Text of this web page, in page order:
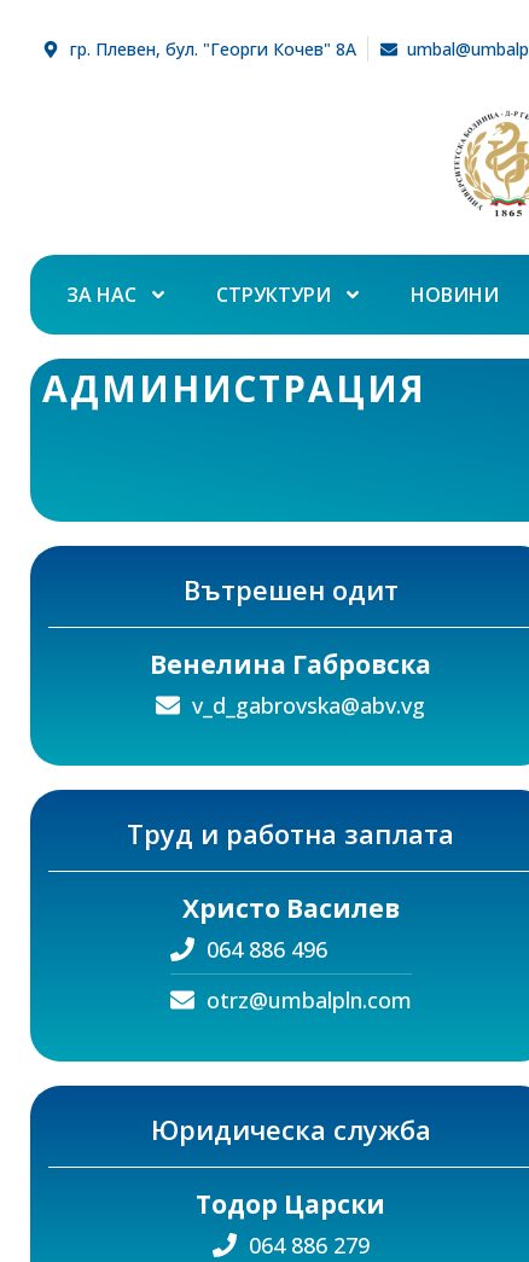
гр. Плевен, бул. "Георги Кочев" 8А
ЗА НАС СТРУКТУРИ НОВИНИ
АДМИНИСТРАЦИЯ
Вътрешен одит
Венелина Габровска
v_d_gabrovska@abv.vg
Труд и работна заплата
Христо Василев
064 886 496
otrz@umbalpln.com
Юридическа служба
Тодор Царски
064 886 279